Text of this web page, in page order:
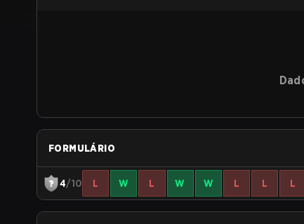
FORMULÁRIO
4/10 L W L W W L L L